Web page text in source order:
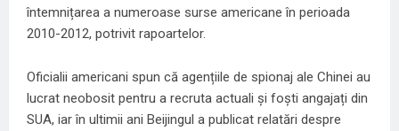
întemnițarea a numeroase surse americane în perioada
2010-2012, potrivit rapoartelor.
Oficialii americani spun că agențiile de spionaj ale Chinei au
lucrat neobosit pentru a recruta actuali și foști angajați din
SUA, iar în ultimii ani Beijingul a publicat relatări despre